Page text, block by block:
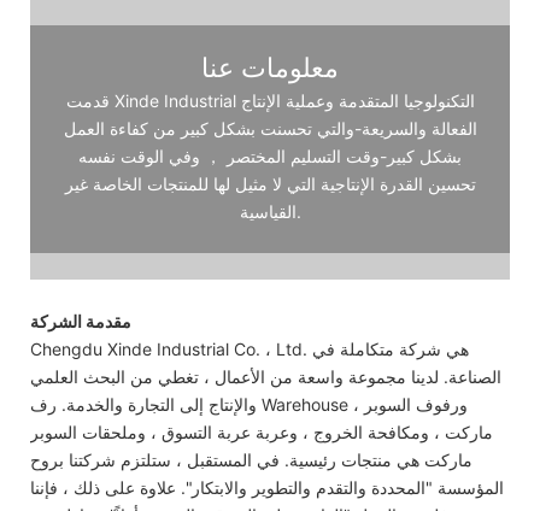
معلومات عنا
قدمت Xinde Industrial التكنولوجيا المتقدمة وعملية الإنتاج
الفعالة والسريعة-والتي تحسنت بشكل كبير من كفاءة العمل
بشكل كبير-وقت التسليم المختصر ， وفي الوقت نفسه
تحسين القدرة الإنتاجية التي لا مثيل لها للمنتجات الخاصة غير
القياسية.
مقدمة الشركة
Chengdu Xinde Industrial Co. ، Ltd. هي شركة متكاملة في
الصناعة. لدينا مجموعة واسعة من الأعمال ، تغطي من البحث العلمي
والإنتاج إلى التجارة والخدمة. رف Warehouse ، ورفوف السوبر
ماركت ، ومكافحة الخروج ، وعربة عربة التسوق ، وملحقات السوبر
ماركت هي منتجات رئيسية. في المستقبل ، ستلتزم شركتنا بروح
المؤسسة "المحددة والتقدم والتطوير والابتكار". علاوة على ذلك ، فإننا